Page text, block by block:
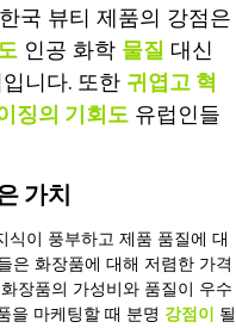
국 뷰티 제품의 강점은
인공 화학 물질 대신
니다. 또한 귀엽고 혁
징의 기회도 유럽인들
가치
이 풍부하고 제품 품질에 대
은 화장품에 대해 저렴한 가격
장품의 가성비와 품질이 우수
을 마케팅할 때 분명 강점이 될